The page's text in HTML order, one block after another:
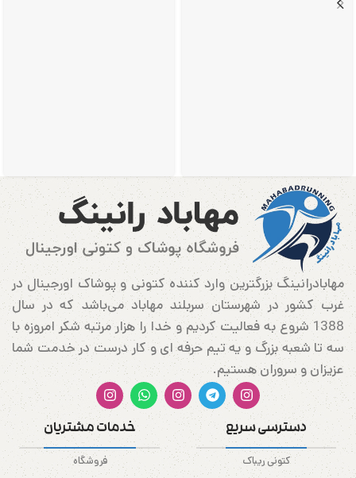
مهابادرانینگ بزرگترین وارد کننده کتونی و پوشاک اورجینال در
غرب کشور در شهرستان سربلند مهاباد می‌باشد که در سال
1388 شروع به فعالیت کردیم و خدا را هزار مرتبه شکر امروزه با
سه تا شعبه بزرگ و یه تیم حرفه ای و کار درست در خدمت شما
عزیزان و سروران هستیم.
دسترسی سریع
کتونی ریباک
خدمات مشتریان
فروشگاه